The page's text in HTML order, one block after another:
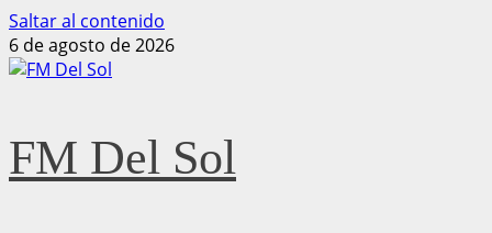
Saltar al contenido
6 de agosto de 2026
FM Del Sol